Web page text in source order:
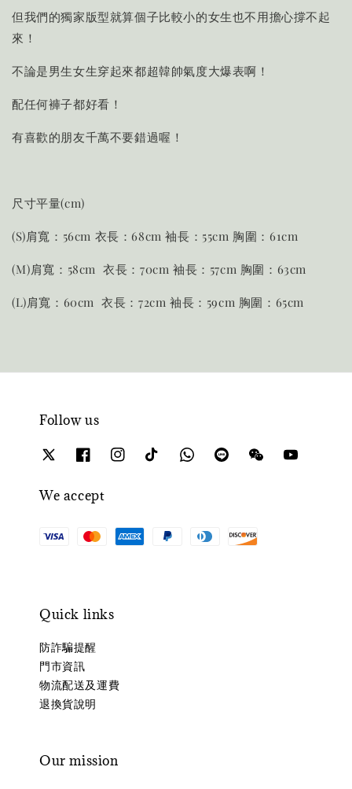
但我們的獨家版型就算個子比較小的女生也不用擔心撐不起
來！
不論是男生女生穿起來都超韓帥氣度大爆表啊！
配任何褲子都好看！
有喜歡的朋友千萬不要錯過喔！
尺寸平量(cm)
(S)肩寬：56cm 衣長：68cm 袖長：55cm 胸圍：61cm
(M)肩寬：58cm 衣長：70cm 袖長：57cm 胸圍：63cm
(L)肩寬：60cm 衣長：72cm 袖長：59cm 胸圍：65cm
Follow us
We accept
Quick links
防詐騙提醒
門市資訊
物流配送及運費
退換貨說明
Our mission